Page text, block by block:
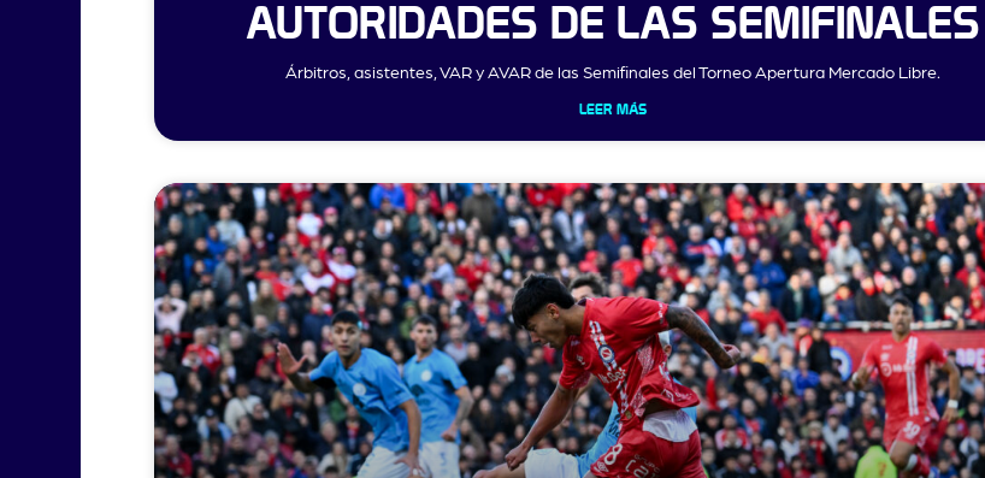
AUTORIDADES DE LAS SEMIFINALES
Árbitros, asistentes, VAR y AVAR de las Semifinales del Torneo Apertura Mercado Libre.
LEER MÁS